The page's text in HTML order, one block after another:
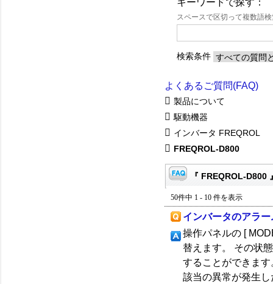
キーワードで探す：
スペースで区切って複数語
検索条件
よくあるご質問(FAQ)
製品について
駆動機器
インバータ FREQROL
FREQROL-D800
『 FREQROL-D800
50件中 1 - 10 件を表示
インバータのアラ
操作パネルの [
替えます。 その状
することができま
該当の異常が発生